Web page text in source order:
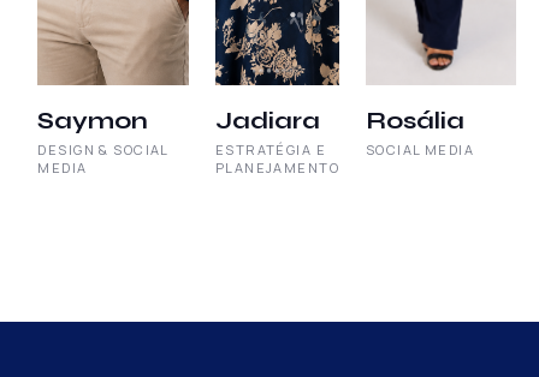
Saymon
DESIGN & SOCIAL
MEDIA
Jadiara
ESTRATÉGIA E
PLANEJAMENTO
Rosália
SOCIAL MEDIA